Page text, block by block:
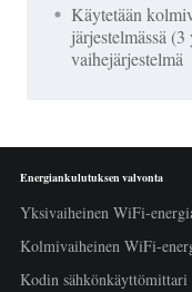
Käytetään
järjestelmässä
vaihejärjestelmä
Energiankulutuksen valvonta
Yksivaiheinen WiFi-
Kolmivaiheinen WiFi-
Kodin sähkönkäyttömittari